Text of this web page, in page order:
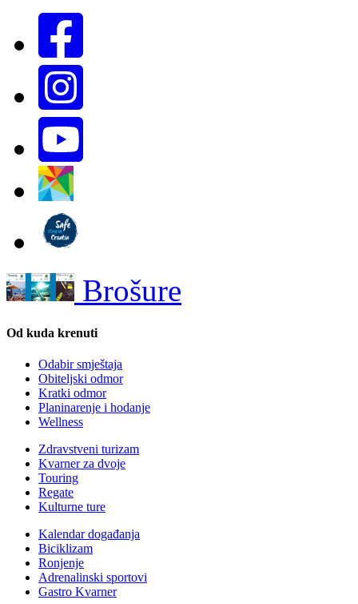
Brošure
Od kuda krenuti
Odabir smještaja
Obiteljski odmor
Kratki odmor
Planinarenje i hodanje
Wellness
Zdravstveni turizam
Kvarner za dvoje
Touring
Regate
Kulturne ture
Kalendar događanja
Biciklizam
Ronjenje
Adrenalinski sportovi
Gastro Kvarner